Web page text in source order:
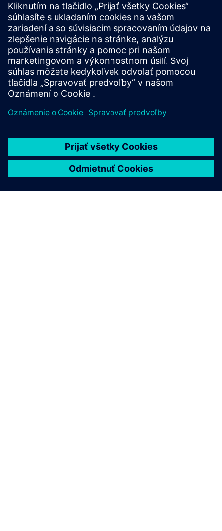
cleverEMS intelligently controls energy producers and
consumers, leveraging flexibility to minimize energy costs
through multi-use optimization. The system is
manufacturer-independent and seamlessly integrates
different flexible a...
Prečítajte si viac